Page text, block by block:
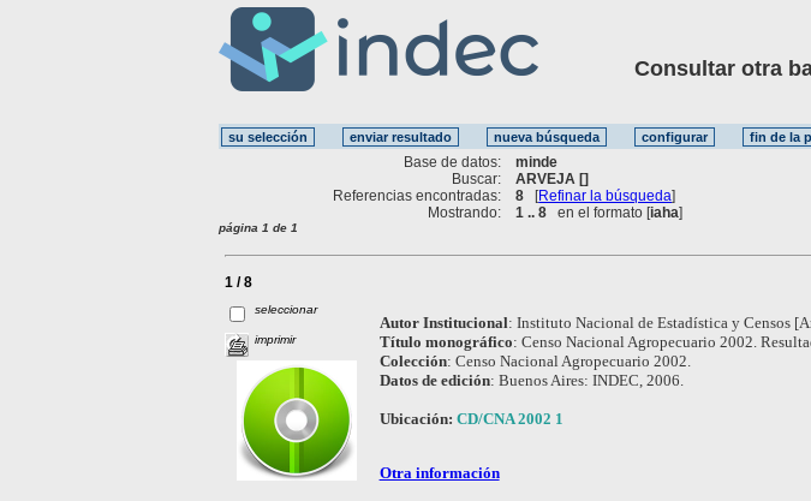
Consultar otra
Base de datos:
minde
Buscar:
ARVEJA []
Referencias encontradas:
8 [Refinar la búsqueda]
Mostrando:
1 .. 8 en el formato [iaha]
página 1 de 1
1 / 8
seleccionar
imprimir
Autor Institucional: Instituto Nacional de Estadística y Censos
Título monográfico: Censo Nacional Agropecuario 2002.
Colección: Censo Nacional Agropecuario 2002.
Datos de edición: Buenos Aires: INDEC, 2006.
Ubicación: CD/CNA 2002 1
Otra información